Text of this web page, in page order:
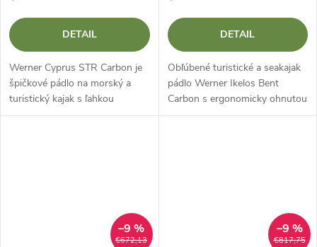
DETAIL
Werner Cyprus STR Carbon je
špičkové pádlo na morský a
turistický kajak s ľahkou
karbónovou žerďou a
DETAIL
Obľúbené turistické a seakajak
pádlo Werner Ikelos Bent
Carbon s ergonomicky ohnutou
čepeľou.
€672,13
–9 %
€817,75
–9 %